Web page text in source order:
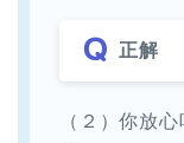
正解
（２）你放